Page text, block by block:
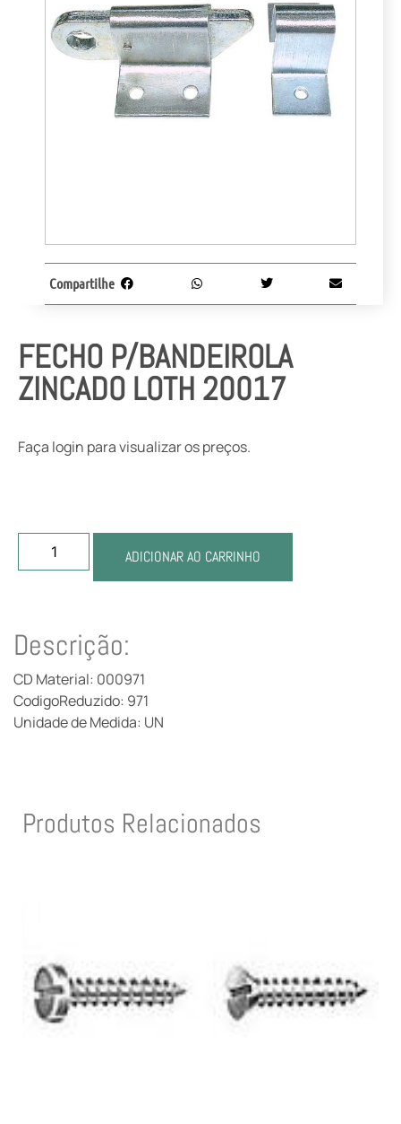
FECHO P/BANDEIROLA
ZINCADO LOTH 20017
Faça login para visualizar os preços.
ADICIONAR AO CARRINHO
Compartilhe
Descrição:
CD Material: 000971
CodigoReduzido: 971
Unidade de Medida: UN
Produtos Relacionados